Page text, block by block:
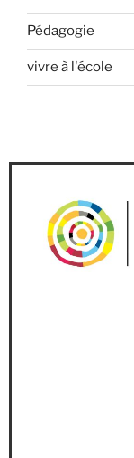
Pédagogie
vivre à l'école